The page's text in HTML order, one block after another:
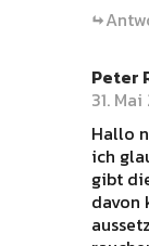
Peter
31.
Hallo
ich
gibt
davon